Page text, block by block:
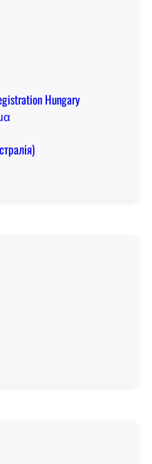
Hungary